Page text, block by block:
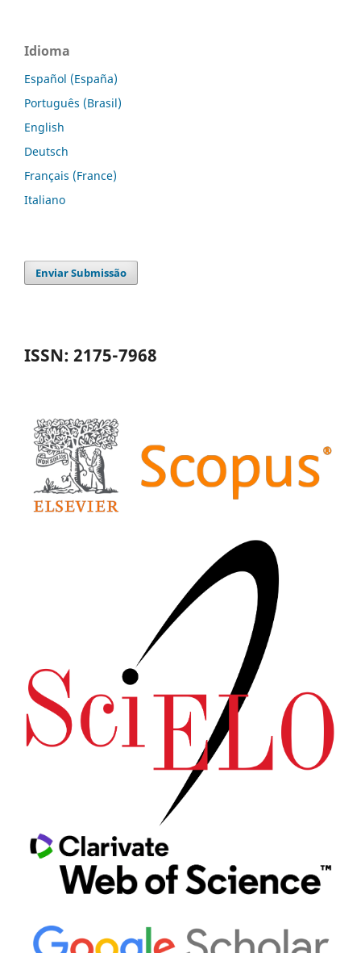
Idioma
Español (España)
Português (Brasil)
English
Deutsch
Français (France)
Italiano
Enviar Submissão
ISSN: 2175-7968